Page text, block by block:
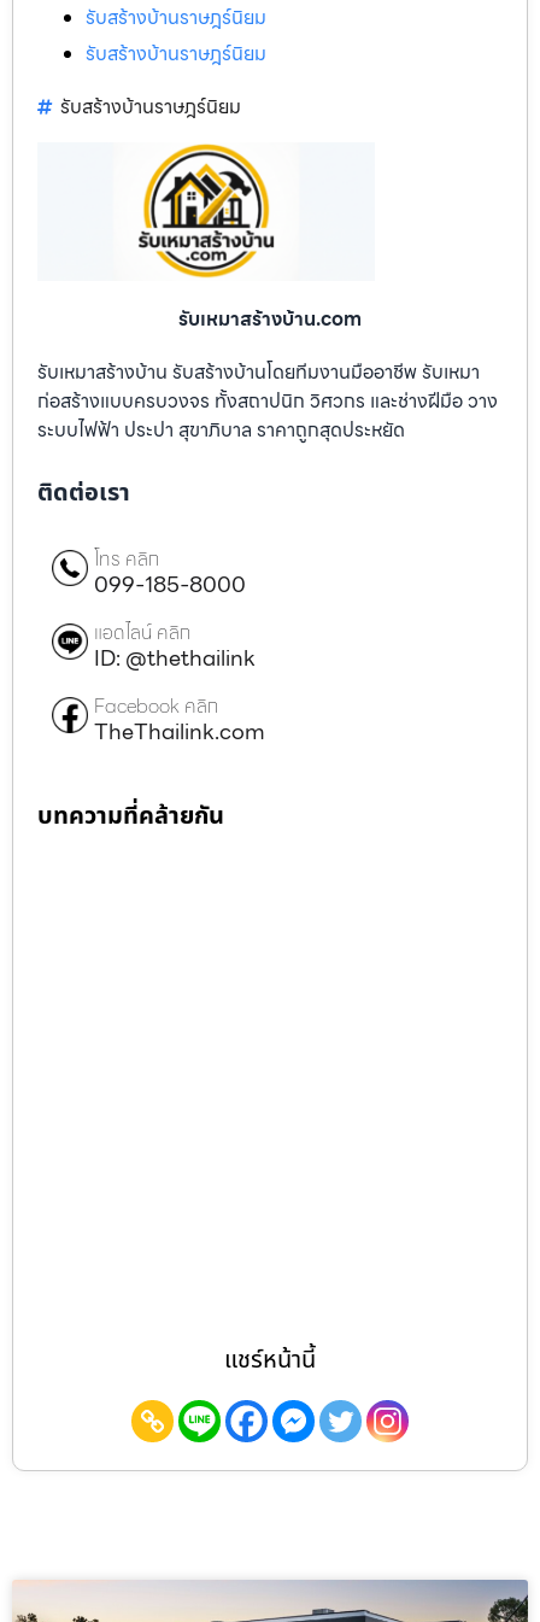
รับสร้างบ้านราษฎร์นิยม
รับสร้างบ้านราษฎร์นิยม
รับสร้างบ้านราษฎร์นิยม
รับเหมาสร้างบ้าน.com
รับเหมาสร้างบ้าน รับสร้างบ้านโดยทีมงานมืออาชีพ รับเหมา
ก่อสร้างแบบครบวงจร ทั้งสถาปนิก วิศวกร และช่างฝีมือ วาง
ระบบไฟฟ้า ประปา สุขาภิบาล ราคาถูกสุดประหยัด
ติดต่อเรา
โทร คลิก
099-185-8000
แอดไลน์ คลิก
ID: @thethailink
Facebook คลิก
TheThailink.com
บทความที่คล้ายกัน
แชร์หน้านี้